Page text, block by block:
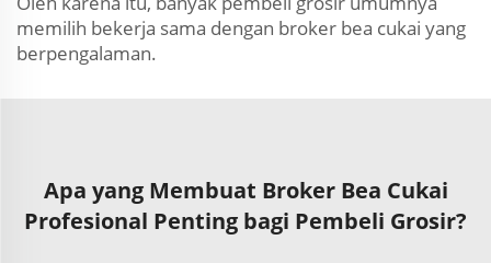
memilih bekerja sama dengan broker bea cukai yang
berpengalaman.
Apa yang Membuat Broker Bea Cukai
Profesional Penting bagi Pembeli Grosir?